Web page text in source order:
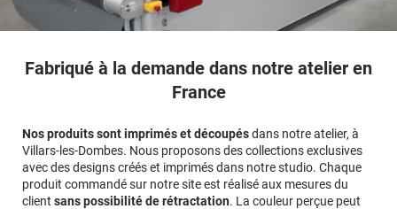
Fabriqué à la demande dans notre atelier en
France
Nos produits sont imprimés et découpésdans notre atelier, à
Villars-les-Dombes. Nous proposons des collections exclusives
avec des designs créés et imprimés dans notre studio. Chaque
produit commandé sur notre site est réalisé aux mesures du
client sans possibilité de rétractation. La couleur perçue peut